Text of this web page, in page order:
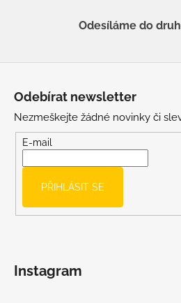
Odesíláme do
Odebírat newsletter
Nezmeškejte žádné novinky či
E-mail
PŘIHLÁSIT SE
Instagram